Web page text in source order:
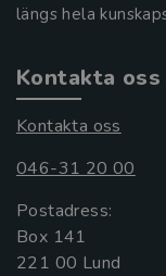
längs hela
Kontakta oss
Kontakta oss
046-31 20 00
Postadress:
Box 141
221 00 Lund